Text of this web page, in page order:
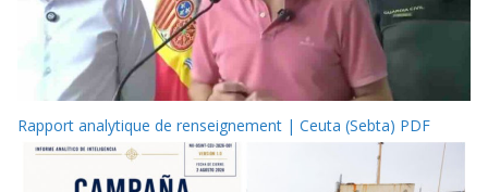
Rapport analytique de renseignement | Ceuta (Sebta) PDF